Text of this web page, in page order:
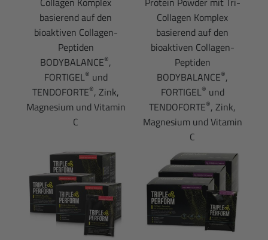
basierend auf den
bioaktiven Collagen-
Peptiden
BODYBALANCE®,
FORTIGEL® und
TENDOFORTE®, Zink,
Magnesium und Vitamin
C
Collagen Komplex
basierend auf den
bioaktiven Collagen-
Peptiden
BODYBALANCE®,
FORTIGEL® und
TENDOFORTE®, Zink,
Magnesium und Vitamin
C